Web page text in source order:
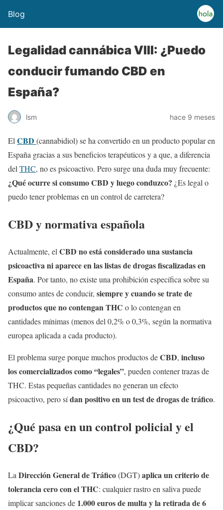
Blog
Legalidad cannábica VIII: ¿Puedo
conducir fumando CBD en
España?
lsm hace 9 meses
El CBD (cannabidiol) se ha convertido en un producto popular en
España gracias a sus beneficios terapéuticos y a que, a diferencia
del THC, no es psicoactivo. Pero surge una duda muy frecuente:
¿Qué ocurre si consumo CBD y luego conduzco? ¿Es legal o
puedo tener problemas en un control de carretera?
CBD y normativa española
Actualmente, el CBD no está considerado una sustancia
psicoactiva ni aparece en las listas de drogas fiscalizadas en
España. Por tanto, no existe una prohibición específica sobre su
consumo antes de conducir, siempre y cuando se trate de
productos que no contengan THC o lo contengan en
cantidades mínimas (menos del 0,2% o 0,3%, según la normativa
europea aplicada a cada producto).
El problema surge porque muchos productos deCBD, incluso
los comercializados como “legales”, pueden contener trazas de
THC. Estas pequeñas cantidades no generan un efecto
psicoactivo, pero sídan positivo en un test de drogas de tráfico.
¿Qué pasa en un control policial y el
CBD?
La Dirección General de Tráfico(DGT)aplica un criterio de
tolerancia cero con el THC: cualquier rastro en saliva puede
implicar sanciones de 1.000 euros de multa y la retirada de 6